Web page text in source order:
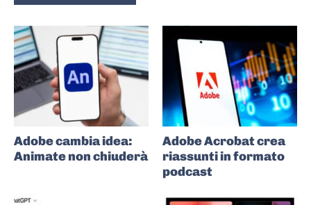
Adobe cambia idea:
Animate non chiuderà
Adobe Acrobat crea
riassunti in formato
podcast